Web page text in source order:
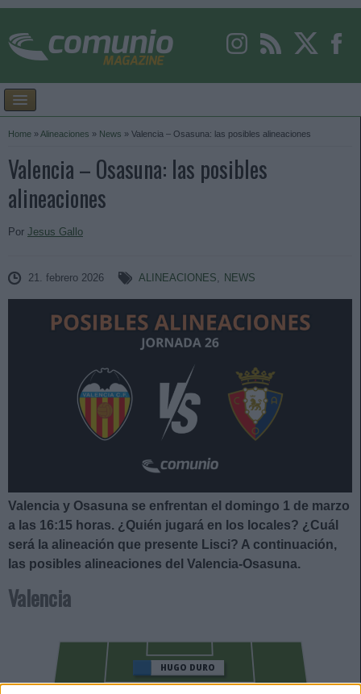
Home »Alineaciones » News » Valencia – Osasuna: las posibles alineaciones
Valencia – Osasuna: las posibles
alineaciones
Por Jesus Gallo
21. febrero 2026 ALINEACIONES, NEWS
Valencia y Osasuna se enfrentan el domingo 1 de marzo
a las 16:15 horas. ¿Quién jugará en los locales? ¿Cuál
será la alineación que presente Lisci? A continuación,
las posibles alineaciones del Valencia-Osasuna.
Valencia
HUGO DURO